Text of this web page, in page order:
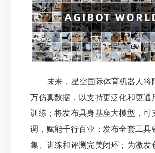
未来，星空国际体育机器人将
万仿真数据，以支持更泛化和更通
训练；将发布具身基座大模型，可
调，赋能千行百业；发布全套工具
集、训练和评测完美闭环；为激发